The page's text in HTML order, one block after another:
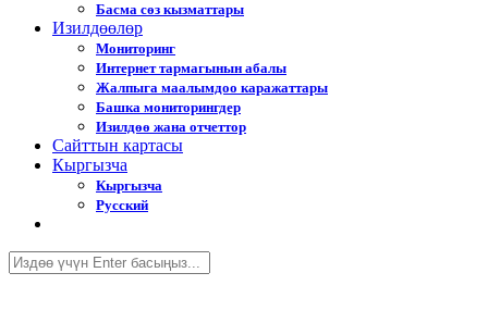
Басма сөз кызматтары
Изилдөөлөр
Мониторинг
Интернет тармагынын абалы
Жалпыга маалымдоо каражаттары
Башка мониторингдер
Изилдөө жана отчеттор
Cайттын картасы
Кыргызча
Кыргызча
Русский